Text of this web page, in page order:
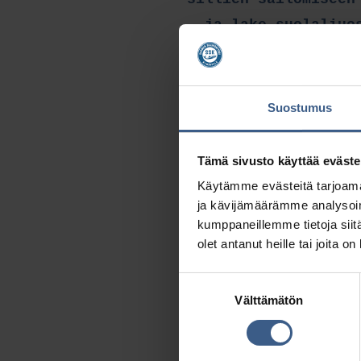
Suostumus
Tämä sivusto käyttää
Käytämme evästeitä
ja kävijämäärämme
kumppaneillemme tietoja
olet antanut heille tai joita
Välttämätön
ja lake
kalaa, mutta ajan
Kuten silliä
kehitettiin
kalastettiin